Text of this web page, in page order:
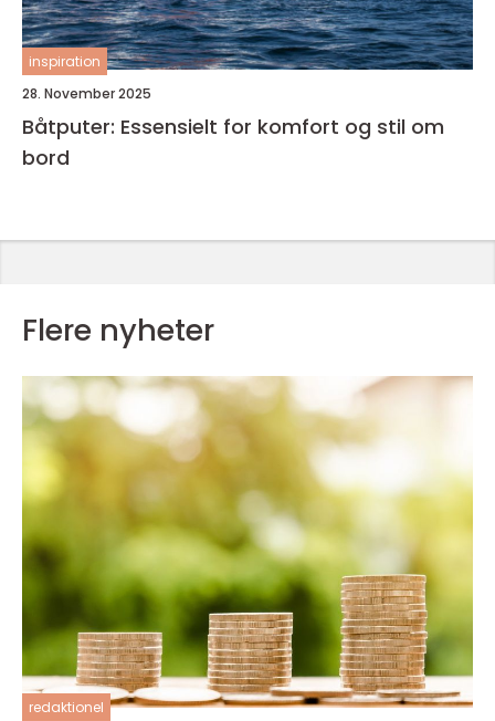
inspiration
28. November 2025
Båtputer: Essensielt for komfort og stil om
bord
Flere nyheter
redaktionel